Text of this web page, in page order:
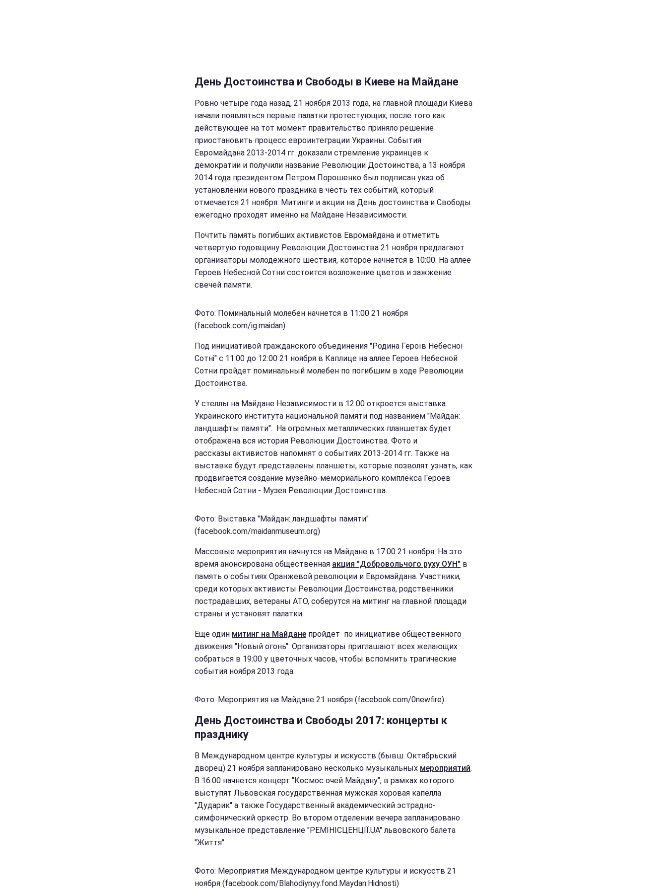
День Достоинства и Свободы в Киеве на Майдане
Ровно четыре года назад, 21 ноября 2013 года, на главной площади Киева
начали появляться первые палатки протестующих, после того как
действующее на тот момент правительство приняло решение
приостановить процесс евроинтеграции Украины. События
Евромайдана 2013-2014 гг. доказали стремление украинцев к
демократии и получили название Революции Достоинства, а 13 ноября
2014 года президентом Петром Порошенко был подписан указ об
установлении нового праздника в честь тех событий, который
отмечается 21 ноября. Митинги и акции на День достоинства и Свободы
ежегодно проходят именно на Майдане Независимости.
Почтить память погибших активистов Евромайдана и отметить
четвертую годовщину Революции Достоинства 21 ноября предлагают
организаторы молодежного шествия, которое начнется в 10:00. На аллее
Героев Небесной Сотни состоится возложение цветов и зажжение
свечей памяти.
Фото: Поминальный молебен начнется в 11:00 21 ноября
(facebook.com/ig.maidan)
Под инициативой гражданского объединения "Родина Героїв Небесної
Сотні" с 11:00 до 12:00 21 ноября в Каплице на аллее Героев Небесной
Сотни пройдет поминальный молебен по погибшим в ходе Революции
Достоинства.
У стеллы на Майдане Независимости в 12:00 откроется выставка
Украинского института национальной памяти под названием "Майдан:
ландшафты памяти". На огромных металлических планшетах будет
отображена вся история Революции Достоинства. Фото и
рассказы активистов напомнят о событиях 2013-2014 гг. Также на
выставке будут представлены планшеты, которые позволят узнать, как
продвигается создание музейно-мемориального комплекса Героев
Небесной Сотни - Музея Революции Достоинства.
Фото: Выставка "Майдан: ландшафты памяти"
(facebook.com/maidanmuseum.org)
Массовые мероприятия начнутся на Майдане в 17:00 21 ноября. На это
время анонсирована общественная акция "Добровольчого руху ОУН" в
память о событиях Оранжевой революции и Евромайдана. Участники,
среди которых активисты Революции Достоинства, родственники
пострадавших, ветераны АТО, соберутся на митинг на главной площади
страны и установят палатки.
Еще один митинг на Майдане пройдет по инициативе общественного
движения "Новый огонь". Организаторы приглашают всех желающих
собраться в 19:00 у цветочных часов, чтобы вспомнить трагические
события ноября 2013 года.
Фото: Мероприятия на Майдане 21 ноября (facebook.com/0newfire)
День Достоинства и Свободы 2017: концерты к
празднику
В Международном центре культуры и искусств (бывш. Октябрьский
дворец) 21 ноября запланировано несколько музыкальных мероприятий.
В 16:00 начнется концерт "Космос очей Майдану", в рамках которого
выступят Львовская государственная мужская хоровая капелла
"Дударик" а также Государственный академический эстрадно-
симфонический оркестр. Во втором отделении вечера запланировано
музыкальное представление "РЕМІНІСЦЕНЦІЇ.UA" львовского балета
"Життя".
Фото: Мероприятия Международном центре культуры и искусств 21
ноября (facebook.com/Blahodiynyy.fond.Maydan.Hidnosti)